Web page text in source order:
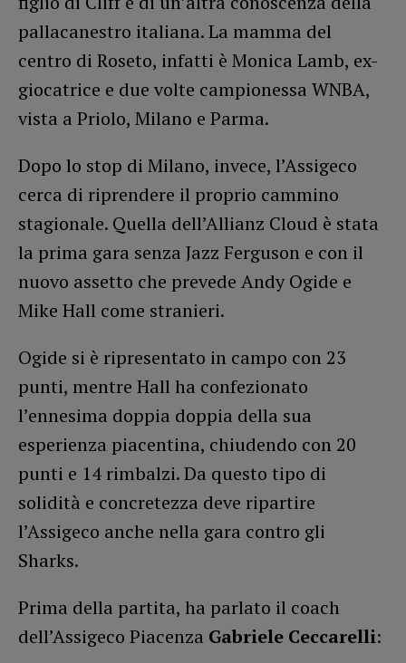
pallacanestro italiana. La mamma del
centro di Roseto, infatti è Monica Lamb, ex-
giocatrice e due volte campionessa WNBA,
vista a Priolo, Milano e Parma.
Dopo lo stop di Milano, invece, l’Assigeco
cerca di riprendere il proprio cammino
stagionale. Quella dell’Allianz Cloud è stata
la prima gara senza Jazz Ferguson e con il
nuovo assetto che prevede Andy Ogide e
Mike Hall come stranieri.
Ogide si è ripresentato in campo con 23
punti, mentre Hall ha confezionato
l’ennesima doppia doppia della sua
esperienza piacentina, chiudendo con 20
punti e 14 rimbalzi. Da questo tipo di
solidità e concretezza deve ripartire
l’Assigeco anche nella gara contro gli
Sharks.
Prima della partita, ha parlato il coach
dell’Assigeco Piacenza Gabriele Ceccarelli: